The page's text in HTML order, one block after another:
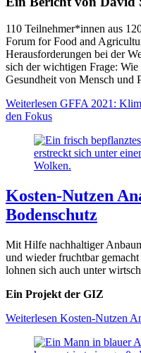
110 Teilnehmer*innen aus
Forum for Food and
Herausforderungen bei der
sich der wichtigen Frage:
Gesundheit von Mensch und
Weiterlesen GFFA 2021:
den Fokus
Kosten-Nutzen
Bodenschutz
Mit Hilfe nachhaltiger
und wieder fruchtbar
lohnen sich auch unter
Ein Projekt der GIZ
Weiterlesen Kosten-Nutzen